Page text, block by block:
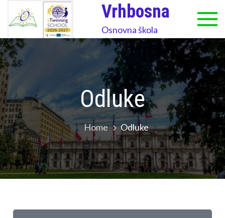
Vrhbosna
Osnovna škola
Odluke
Home Odluke